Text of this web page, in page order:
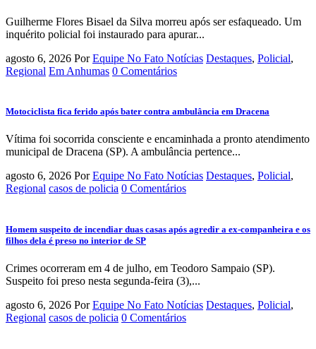
Guilherme Flores Bisael da Silva morreu após ser esfaqueado. Um
inquérito policial foi instaurado para apurar...
agosto 6, 2026 Por Equipe No Fato Notícias Destaques, Policial,
Regional Em Anhumas 0 Comentários
Motociclista fica ferido após bater contra ambulância em Dracena
Vítima foi socorrida consciente e encaminhada a pronto atendimento
municipal de Dracena (SP). A ambulância pertence...
agosto 6, 2026 Por Equipe No Fato Notícias Destaques, Policial,
Regional casos de policia 0 Comentários
Homem suspeito de incendiar duas casas após agredir a ex-companheira e os
filhos dela é preso no interior de SP
Crimes ocorreram em 4 de julho, em Teodoro Sampaio (SP).
Suspeito foi preso nesta segunda-feira (3),...
agosto 6, 2026 Por Equipe No Fato Notícias Destaques, Policial,
Regional casos de policia 0 Comentários